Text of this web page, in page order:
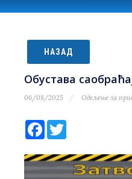
НАЗАД
Обустава
06/08/2025 Одељење за
Facebook